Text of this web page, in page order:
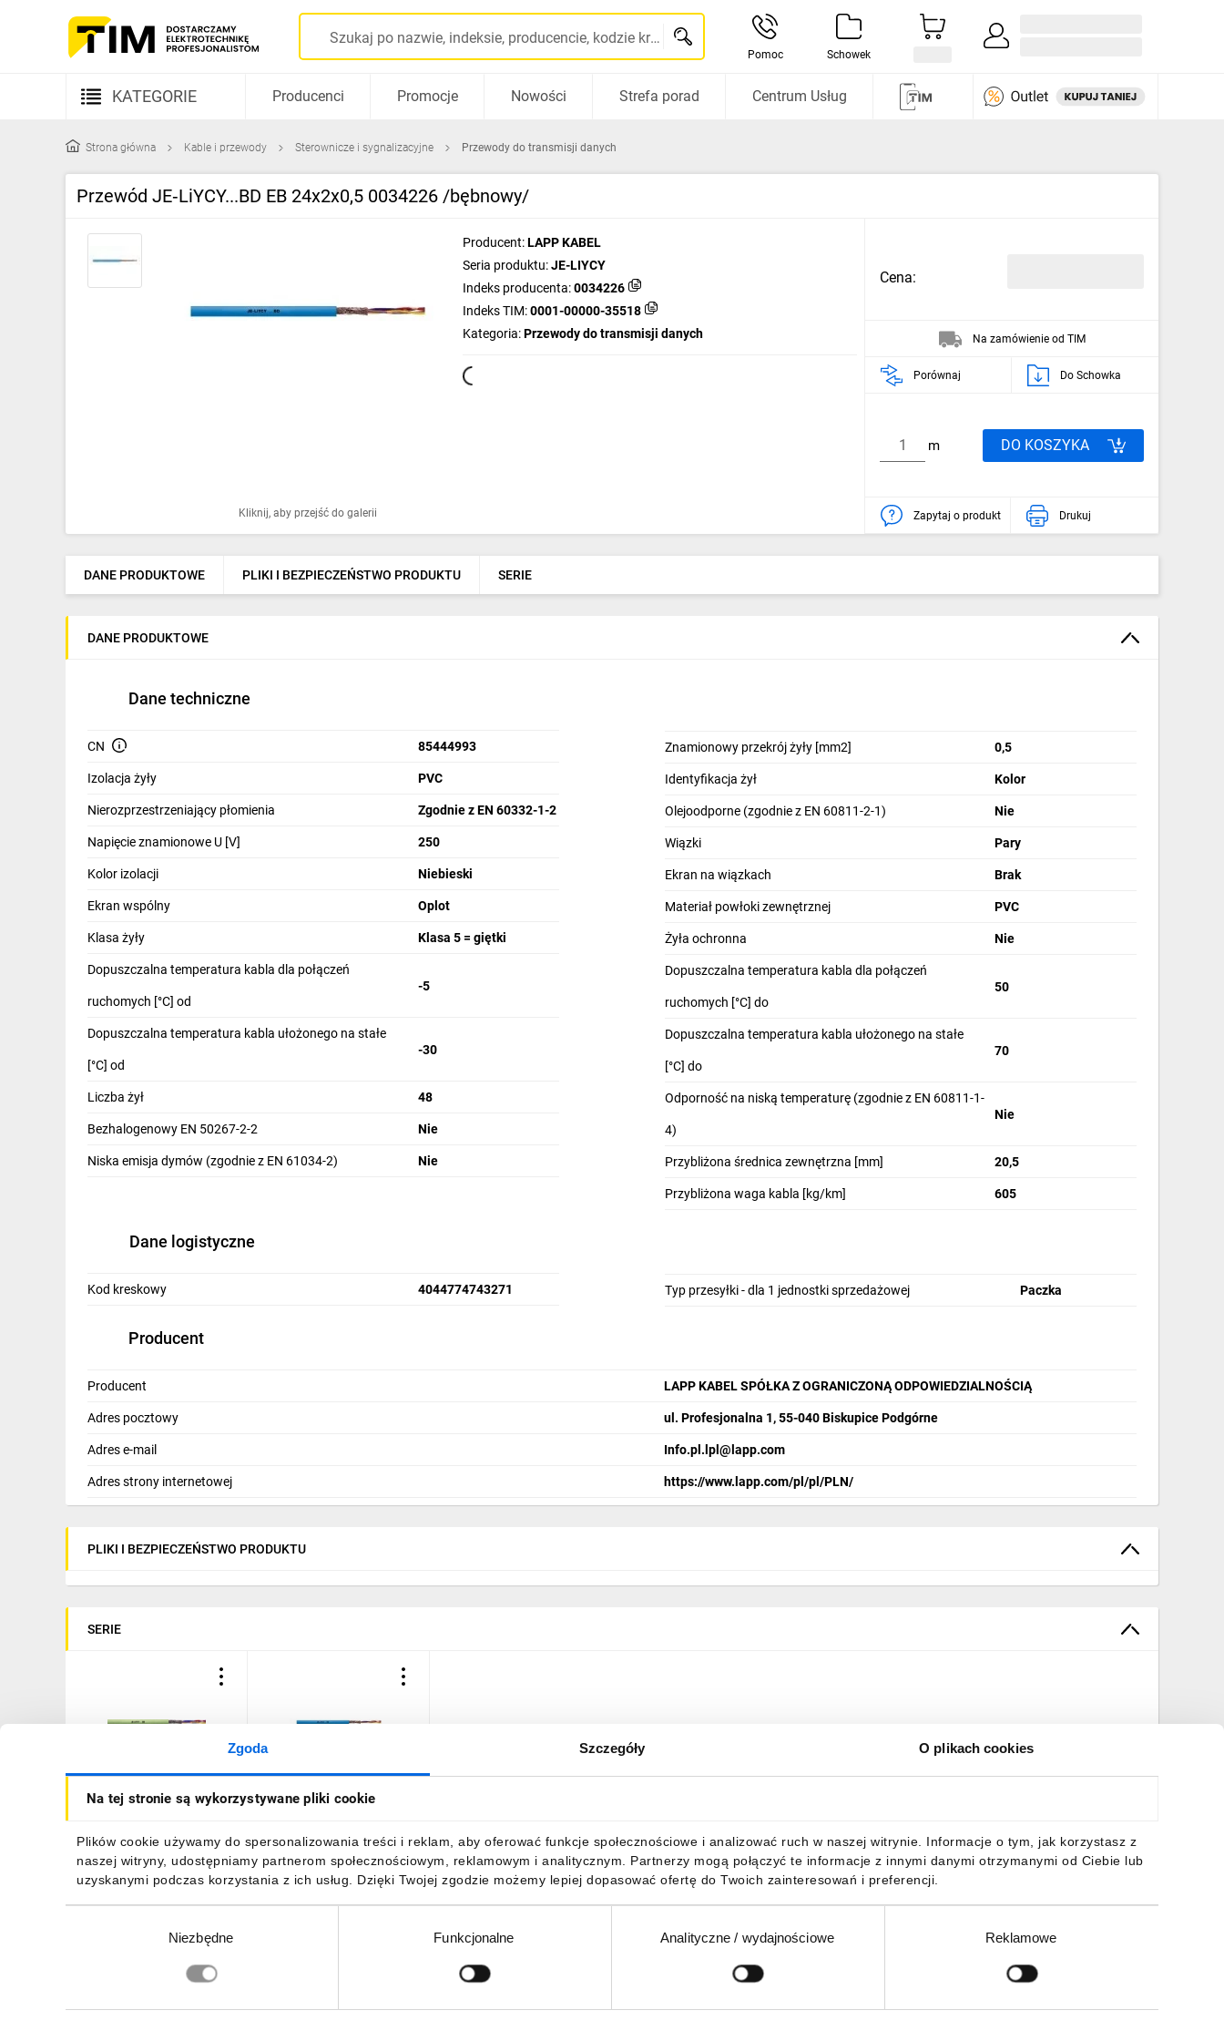
Zgoda Szczegóły O plikach cookies
Na tej stronie są wykorzystywane pliki cookie
Plików cookie używamy do spersonalizowania treści i reklam, aby oferować funkcje społecznościowe i analizować ruch w naszej witrynie. Informacje o tym, jak korzystasz z
naszej witryny, udostępniamy partnerom społecznościowym, reklamowym i analitycznym. Partnerzy mogą połączyć te informacje z innymi danymi otrzymanymi od Ciebie lub
uzyskanymi podczas korzystania z ich usług. Dzięki Twojej zgodzie możemy lepiej dopasować ofertę do Twoich zainteresowań i preferencji.
Niezbędne Funkcjonalne Analityczne / wydajnościowe Reklamowe
Szukaj po nazwie, indeksie, producencie, kodzie kreskowym...
Pomoc Schowek
KATEGORIE
Kable i przewody
Ogrzewanie
Elektronarzędzia i mierniki
Dom i ogród
Odzież ochronna i BHP
Inne
Budowa i Remont
Elektronika
Smart home
Wentylacja i rekuperacja
Producenci Promocje Nowości Strefa porad Centrum Usług
Strona główna Kable i przewody Sterownicze i sygnalizacyjne Przewody do transmisji danych
Przewód JE‑LiYCY...BD EB 24x2x0,5 0034226 /bębnowy/
Kliknij, aby przejść do galerii
Producent:LAPP KABEL
Seria produktu:JE-LIYCY
Indeks producenta:0034226
Indeks TIM:0001-00000-35518
Kategoria:Przewody do transmisji danych
Cena:
Na zamówienie od TIM
Porównaj Do Schowka
m DO KOSZYKA
Zapytaj o produkt Drukuj
DANE PRODUKTOWE PLIKI I BEZPIECZEŃSTWO PRODUKTU SERIE
DANE PRODUKTOWE
Dane techniczne
CN 85444993
Izolacja żyły PVC
Nierozprzestrzeniający płomienia Zgodnie z EN 60332-1-2
Napięcie znamionowe U [V] 250
Kolor izolacji Niebieski
Ekran wspólny Oplot
Klasa żyły Klasa 5 = giętki
Dopuszczalna temperatura kabla dla połączeń
ruchomych [°C] od
-5
Dopuszczalna temperatura kabla ułożonego na stałe
[°C] od
-30
Liczba żył 48
Bezhalogenowy EN 50267-2-2 Nie
Niska emisja dymów (zgodnie z EN 61034-2) Nie
Znamionowy przekrój żyły [mm2] 0,5
Identyfikacja żył Kolor
Olejoodporne (zgodnie z EN 60811-2-1) Nie
Wiązki Pary
Ekran na wiązkach Brak
Materiał powłoki zewnętrznej PVC
Żyła ochronna Nie
Dopuszczalna temperatura kabla dla połączeń
ruchomych [°C] do
50
Dopuszczalna temperatura kabla ułożonego na stałe
[°C] do
70
Odporność na niską temperaturę (zgodnie z EN 60811-1-
4)
Nie
Przybliżona średnica zewnętrzna [mm] 20,5
Przybliżona waga kabla [kg/km] 605
Dane logistyczne
Kod kreskowy 4044774743271 Typ przesyłki - dla 1 jednostki sprzedażowej Paczka
Producent
Producent LAPP KABEL SPÓŁKA Z OGRANICZONĄ ODPOWIEDZIALNOŚCIĄ
Adres pocztowy ul. Profesjonalna 1, 55-040 Biskupice Podgórne
Adres e-mail Info.pl.lpl@lapp.com
Adres strony internetowej https://www.lapp.com/pl/pl/PLN/
PLIKI I BEZPIECZEŃSTWO PRODUKTU
SERIE
Przewód UNITRONIC JE-
LIYCY BD 24x2x0,5
61,24 złbrutto
Przewód JE-LiYCY...BD EB
24x2x0,5 0034226
63,31 zł brutto